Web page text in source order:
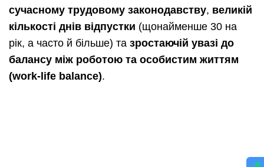
сучасному трудовому законодавству, великій
кількості днів відпустки (щонайменше 30 на
рік, а часто й більше) та зростаючій увазі до
балансу між роботою та особистим життям
(work-life balance).